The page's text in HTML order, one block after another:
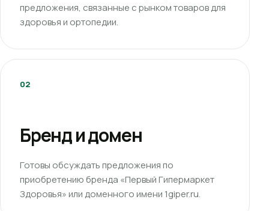
предложения, связанные с рынком товаров для
здоровья и ортопедии.
02
Бренд и домен
Готовы обсуждать предложения по
приобретению бренда «Первый Гипермаркет
Здоровья» или доменного имени 1giper.ru.